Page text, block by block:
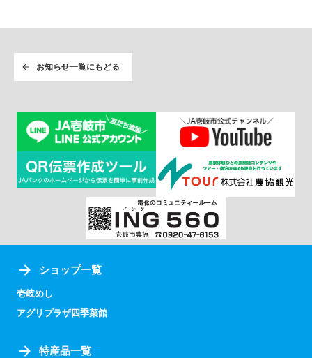
お知らせ一覧にもどる
ショップ一覧
壱岐めし
アグリプラザ四季菜館
特産品一覧